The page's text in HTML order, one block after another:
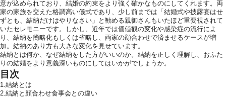
意が込められており、結婚の約束をより強く確かなものにしてくれます。両
家の家族を交えた格調高い儀式であり、少し前までは「結婚式や披露宴はせ
ずとも、結納だけはやりなさい」と勧める親御さんもいたほど重要視されて
いたセレモニーです。しかし、近年では価値観の変化や感染症の流行によ
り、結納を簡略化もしくは省略し、両家の顔合わせで済ませるケースが増
加。結納のあり方も大きな変化を見せています。
結納とは何か、なぜ結納をした方がいいのか。結納を正しく理解し、おふた
りの結婚をより意義深いものにしてはいかがでしょうか。
目次
1.結納とは
2.結納と顔合わせ食事会との違い